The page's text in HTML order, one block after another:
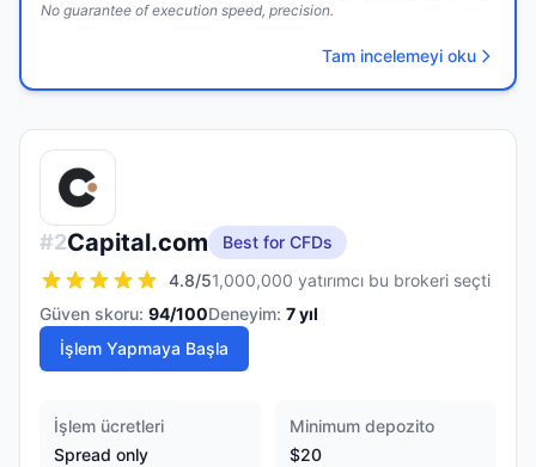
No guarantee of execution speed, precision.
Tam incelemeyi oku
#2Capital.com
Best for CFDs
4.8/51,000,000 yatırımcı bu brokeri seçti
Güven skoru: 94/100Deneyim: 7yıl
İşlem Yapmaya Başla
İşlem ücretleri
Spread only
Minimum depozito
$20